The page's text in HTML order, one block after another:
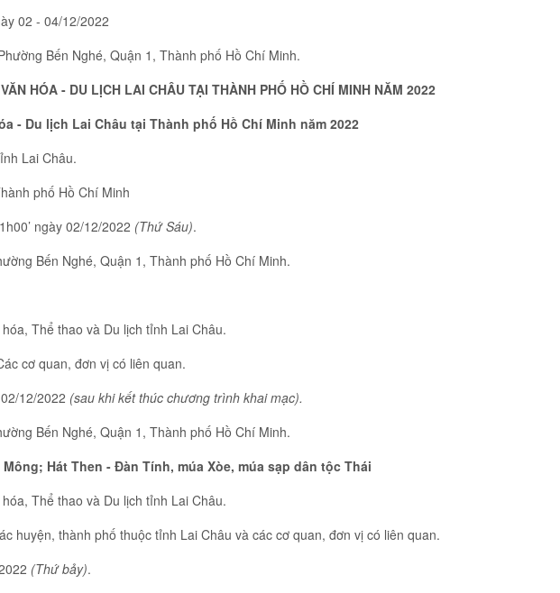
02 - 04/12/2022
Bến Nghé, Quận 1, Thành phố Hồ Chí Minh.
HÓA - DU LỊCH LAI CHÂU TẠI THÀNH PHỐ HỒ CHÍ MINH NĂM 2022
- Du lịch Lai Châu tại Thành phố Hồ Chí Minh năm 2022
Lai Châu.
phố Hồ Chí Minh
ngày 02/12/2022 (Thứ Sáu).
Bến Nghé, Quận 1, Thành phố Hồ Chí Minh.
Thể thao và Du lịch tỉnh Lai Châu.
cơ quan, đơn vị có liên quan.
12/2022 (sau khi kết thúc chương trình khai mạc).
Bến Nghé, Quận 1, Thành phố Hồ Chí Minh.
Hát Then - Đàn Tính, múa Xòe, múa sạp dân tộc Thái
Thể thao và Du lịch tỉnh Lai Châu.
huyện, thành phố thuộc tỉnh Lai Châu và các cơ quan, đơn vị có liên quan.
(Thứ bảy).